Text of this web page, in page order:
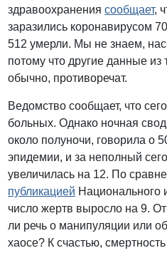
здравоохранениясообщает,
заразились коронавирусом
512 умерли. Мы не знаем,
потому что другие данные из
обычно, противоречат.
Ведомство сообщает, что
больных. Однако ночная
около полуночи, говорила о
эпидемии, и за неполный
увеличилась на 12. По
публикацией Национального
число жертв выросло на 9.
ли речь о манипуляции или
хаосе? К счастью,